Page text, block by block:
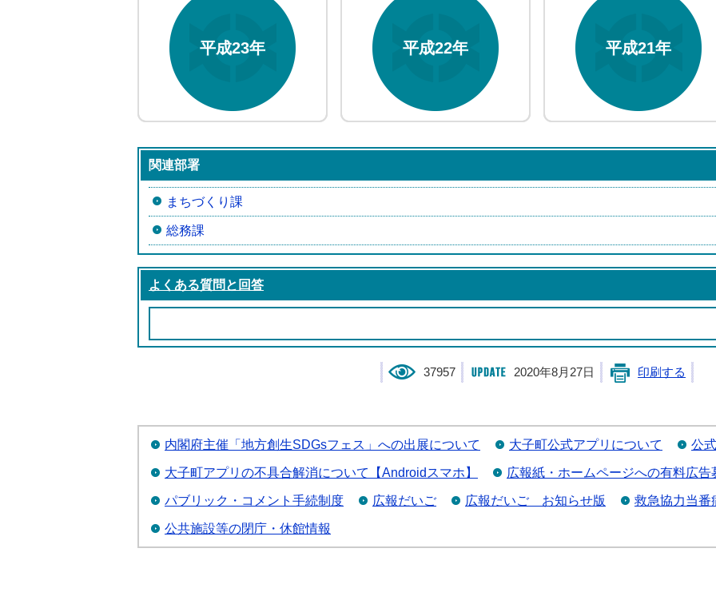
平成23年 平成22年 平成21年
関連部署
まちづくり課
総務課
よくある質問と回答
37957 2020年8月27日 印刷する
内閣府主催「地方創生SDGsフェス」への出展について 大子町公式アプリについて 公
大子町アプリの不具合解消について【Androidスマホ】 広報紙・ホームページへの有料広告
パブリック・コメント手続制度 広報だいご 広報だいご お知らせ版 救急協力当番
公共施設等の閉庁・休館情報